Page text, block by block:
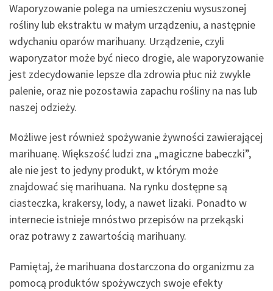
Waporyzowanie polega na umieszczeniu wysuszonej
rośliny lub ekstraktu w małym urządzeniu, a następnie
wdychaniu oparów marihuany. Urządzenie, czyli
waporyzator może być nieco drogie, ale waporyzowanie
jest zdecydowanie lepsze dla zdrowia płuc niż zwykle
palenie, oraz nie pozostawia zapachu rośliny na nas lub
naszej odzieży.
Możliwe jest również spożywanie żywności zawierającej
marihuanę. Większość ludzi zna „magiczne babeczki”,
ale nie jest to jedyny produkt, w którym może
znajdować się marihuana. Na rynku dostępne są
ciasteczka, krakersy, lody, a nawet lizaki. Ponadto w
internecie istnieje mnóstwo przepisów na przekąski
oraz potrawy z zawartością marihuany.
Pamiętaj, że marihuana dostarczona do organizmu za
pomocą produktów spożywczych swoje efekty